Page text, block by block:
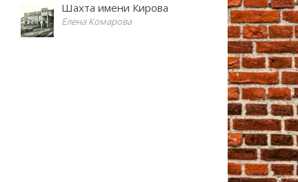
Шахта имени Кирова
Елена Комарова